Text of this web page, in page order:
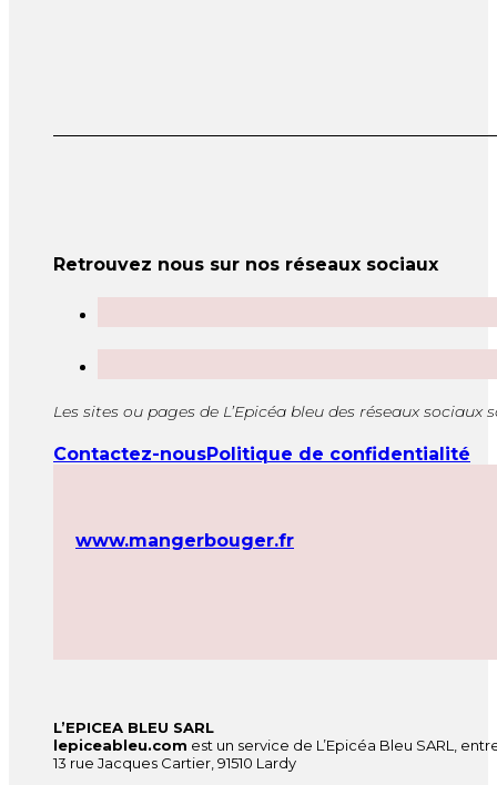
Retrouvez nous sur nos réseaux sociaux
Les sites ou pages de L’Epicéa bleu des réseaux sociaux
Contactez-nousPolitique de confidentialité
www.mangerbouger.fr
L’EPICEA BLEU SARL
lepiceableu.com est un service de L’Epicéa Bleu SARL,
13 rue Jacques Cartier, 91510 Lardy